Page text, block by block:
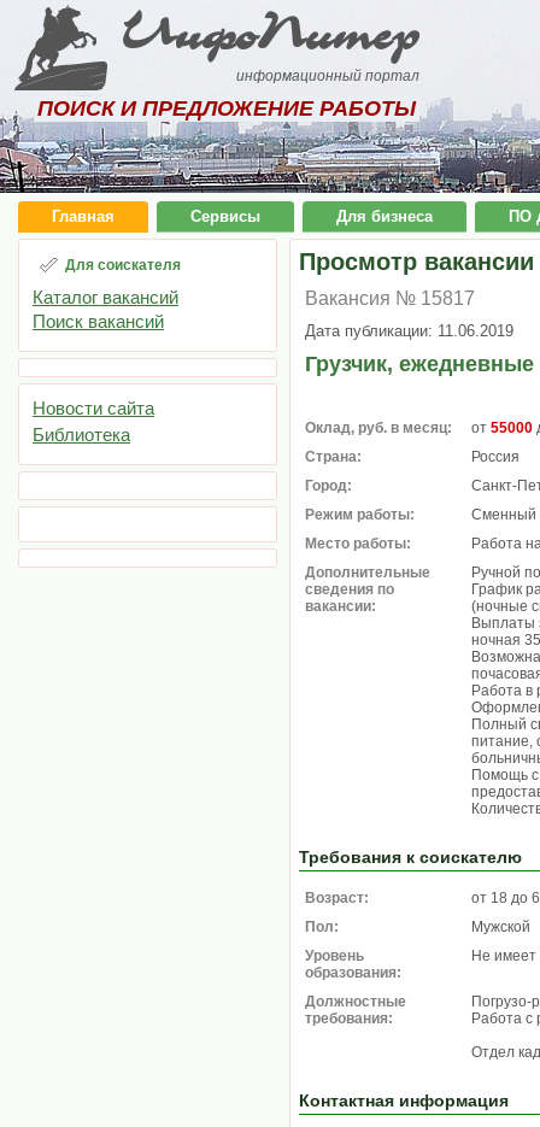
ИнфоПитер
информационный портал
ПОИСК И ПРЕДЛОЖЕНИЕ РАБОТЫ
Главная Сервисы Для бизнеса ПО
Для соискателя
Каталог вакансий
Поиск вакансий
Новости сайта
Библиотека
Просмотр вакансии
Вакансия № 15817
Дата публикации: 11.06.2019
Грузчик,
Оклад, руб. в месяц: от 55000
Страна:
Россия
Город:
Санкт-
Режим работы:
Сменный
Место работы:
Работа
Дополнительные
сведения по
вакансии:
Ручной
График
(ночные
Выплаты
ночная
Работа
Полный
питание,
Помощь
Требования к соискателю
Возраст:
от 18 до
Пол:
Мужской
Уровень
образования:
Не имеет
Должностные
требования:
Погрузо-
Работа с
Отдел
Контактная информация